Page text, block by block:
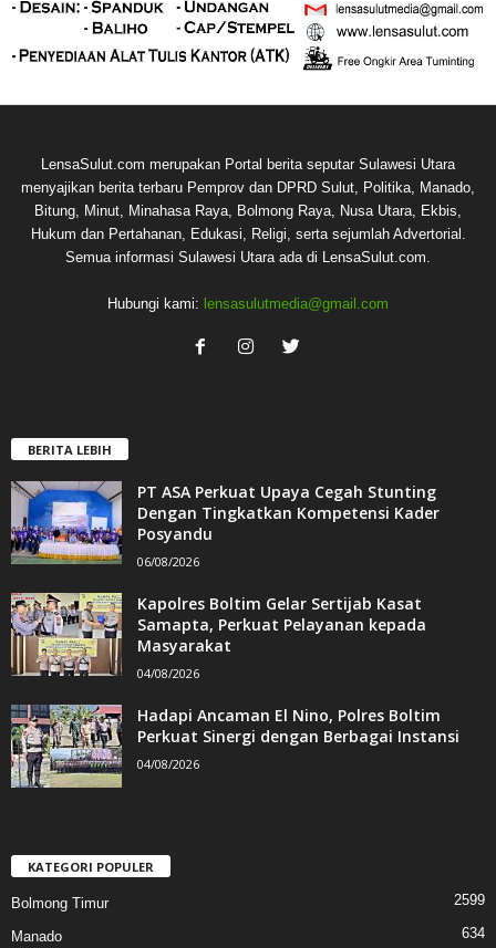
LensaSulut.com merupakan Portal berita seputar Sulawesi Utara
menyajikan berita terbaru Pemprov dan DPRD Sulut, Politika, Manado,
Bitung, Minut, Minahasa Raya, Bolmong Raya, Nusa Utara, Ekbis,
Hukum dan Pertahanan, Edukasi, Religi, serta sejumlah Advertorial.
Semua informasi Sulawesi Utara ada di LensaSulut.com.
Hubungi kami: lensasulutmedia@gmail.com
BERITA LEBIH
PT ASA Perkuat Upaya Cegah Stunting
Dengan Tingkatkan Kompetensi Kader
Posyandu
06/08/2026
Kapolres Boltim Gelar Sertijab Kasat
Samapta, Perkuat Pelayanan kepada
Masyarakat
04/08/2026
Hadapi Ancaman El Nino, Polres Boltim
Perkuat Sinergi dengan Berbagai Instansi
04/08/2026
KATEGORI POPULER
Bolmong Timur 2599
Manado 634